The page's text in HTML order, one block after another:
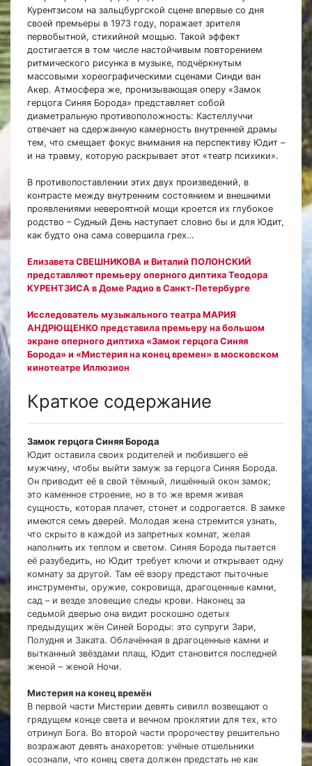
Курентзисом на зальцбургской сцене впервые со дня
своей премьеры в 1973 году, поражает зрителя
первобытной, стихийной мощью. Такой эффект
достигается в том числе настойчивым повторением
ритмического рисунка в музыке, подчёркнутым
массовыми хореографическими сценами Синди ван
Акер. Атмосфера же, пронизывающая оперу «Замок
герцога Синяя Борода» представляет собой
диаметральную противоположность: Кастеллуччи
отвечает на сдержанную камерность внутренней драмы
тем, что смещает фокус внимания на перспективу Юдит –
и на травму, которую раскрывает этот «театр психики».
В противопоставлении этих двух произведений, в
контрасте между внутренним состоянием и внешними
проявлениями невероятной мощи кроется их глубокое
родство – Судный День наступает словно бы и для Юдит,
как будто она сама совершила грех…
Елизавета СВЕШНИКОВА и Виталий ПОЛОНСКИЙ
представляют премьеру оперного диптиха Теодора
КУРЕНТЗИСА в Доме Радио в Санкт-Петербурге
Исследователь музыкального театра МАРИЯ
АНДРЮЩЕНКО представила премьеру на большом
экране оперного диптиха «Замок герцога Синяя
Борода» и «Мистерия на конец времен» в московском
кинотеатре Иллюзион
Краткое содержание
Замок герцога Синяя Борода
Юдит оставила своих родителей и любившего её
мужчину, чтобы выйти замуж за герцога Синяя Борода.
Он приводит её в свой тёмный, лишённый окон замок;
это каменное строение, но в то же время живая
сущность, которая плачет, стонет и содрогается. В замке
имеются семь дверей. Молодая жена стремится узнать,
что скрыто в каждой из запретных комнат, желая
наполнить их теплом и светом. Синяя Борода пытается
её разубедить, но Юдит требует ключи и открывает одну
комнату за другой. Там её взору предстают пыточные
инструменты, оружие, сокровища, драгоценные камни,
сад – и везде зловещие следы крови. Наконец за
седьмой дверью она видит роскошно одетых
предыдущих жён Синей Бороды: это супруги Зари,
Полудня и Заката. Облачённая в драгоценные камни и
вытканный звёздами плащ, Юдит становится последней
женой – женой Ночи.
Мистерия на конец времён
В первой части Мистерии девять сивилл возвещают о
грядущем конце света и вечном проклятии для тех, кто
отринул Бога. Во второй части пророчеству решительно
возражают девять анахоретов: учёные отшельники
осознали, что конец света должен предстать не как